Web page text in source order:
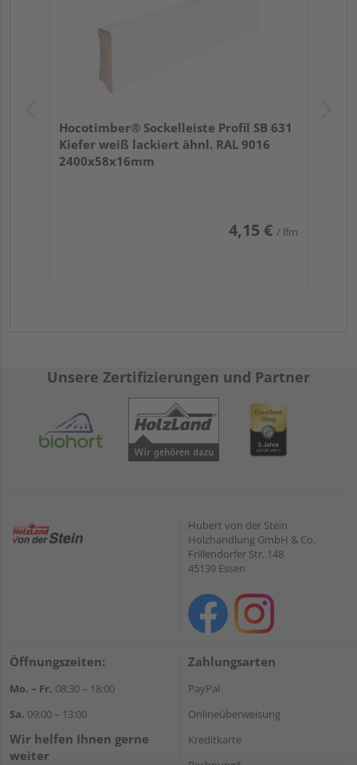
Hocotimber® Sockelleiste Profil SB 631
Kiefer weiß lackiert ähnl. RAL 9016
2400x58x16mm
4,15 € / lfm
Unsere Zertifizierungen und Partner
Hubert von der Stein
Holzhandlung GmbH & Co.
Frillendorfer Str. 148
45139 Essen
Öffnungszeiten:
Mo. – Fr. 08:30 – 18:00
Sa. 09:00 – 13:00
Wir helfen Ihnen gerne
weiter
Zahlungsarten
PayPal
Onlineüberweisung
Kreditkarte